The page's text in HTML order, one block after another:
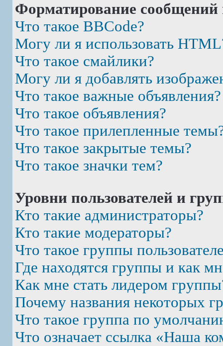
Форматирование
Что такое BBCode?
Могу ли я использовать
Что такое смайлики?
Могу ли я добавлять
Что такое важные объявления?
Что такое объявления?
Что такое прилепленные
Что такое закрытые темы?
Что такое значки тем?
Уровни пользователей и
Кто такие администраторы?
Кто такие модераторы?
Что такое группы
Где находятся группы и как
Как мне стать лидером
Почему названия некоторых
Что такое группа по
Что означает ссылка «Наша